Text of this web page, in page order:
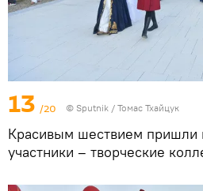
13 /20 © Sputnik / Томас Тхайцук
Красивым шествием пришли
участники – творческие